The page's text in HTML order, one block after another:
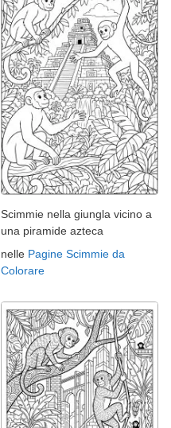
Scimmie nella giungla vicino a
una piramide azteca
nelle Pagine Scimmie da
Colorare